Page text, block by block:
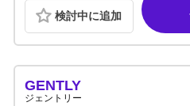
検討中に追加
GENTLY
ジェントリー